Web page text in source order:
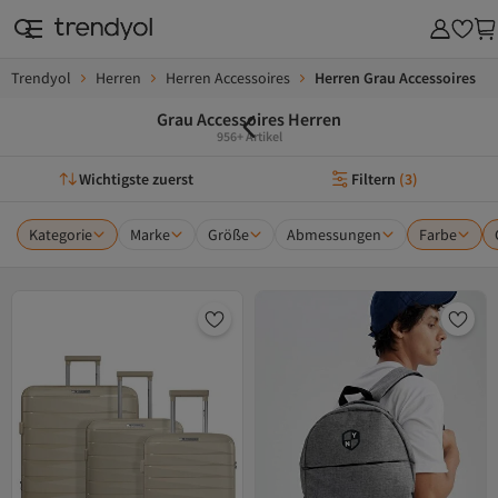
Trendyol Herren Herren Accessoires Herren Grau Accessoires
Grau Accessoires Herren
956+ Artikel
Wichtigste zuerst Filtern (3)
Kategorie Marke Größe Abmessungen Farbe